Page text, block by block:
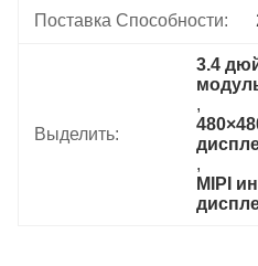
Поставка Способности:
Выделить:
3.4
,
,
MIPI